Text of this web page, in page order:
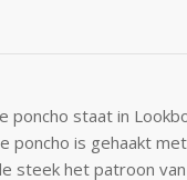
staat in
poncho is gehaakt
steek het patroon